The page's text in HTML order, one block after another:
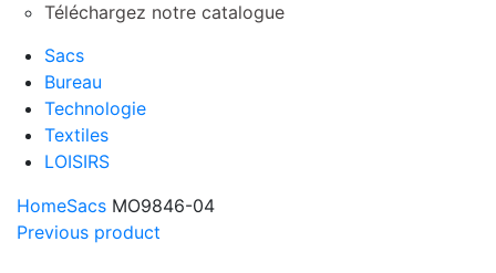
Téléchargez notre catalogue
Sacs
Bureau
Technologie
Textiles
LOISIRS
HomeSacs MO9846-04
Previous product